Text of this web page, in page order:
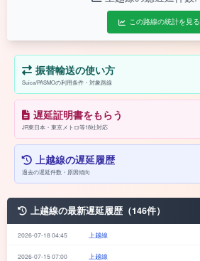
この路線の統計を見る
振替輸送の使い方
Suica/PASMOの利用条件・対象路線
遅延証明書をもらう
JR東日本・東京メトロ等18社対応
上越線の遅延履歴
過去の遅延件数・原因傾向
上越線の最新遅延履歴（146件）
2026-07-18 04:45 上越線
2026-07-15 07:00 上越線